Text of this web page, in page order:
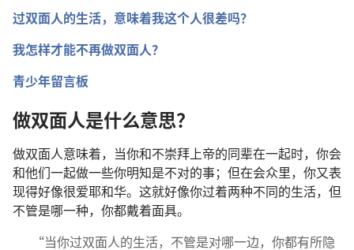
过双面人的生活，意味着我这个人很差吗？
我怎样才能不再做双面人？
青少年留言板
做双面人是什么意思？
做双面人意味着，当你和不崇拜上帝的同辈在一起时，你会
和他们一起做一些你明知是不对的事；但在会众里，你又表
现得好像很爱耶和华。这就好像你过着两种不同的生活，但
不管是哪一种，你都戴着面具。
“当你过双面人的生活，不管是对哪一边，你都有所隐